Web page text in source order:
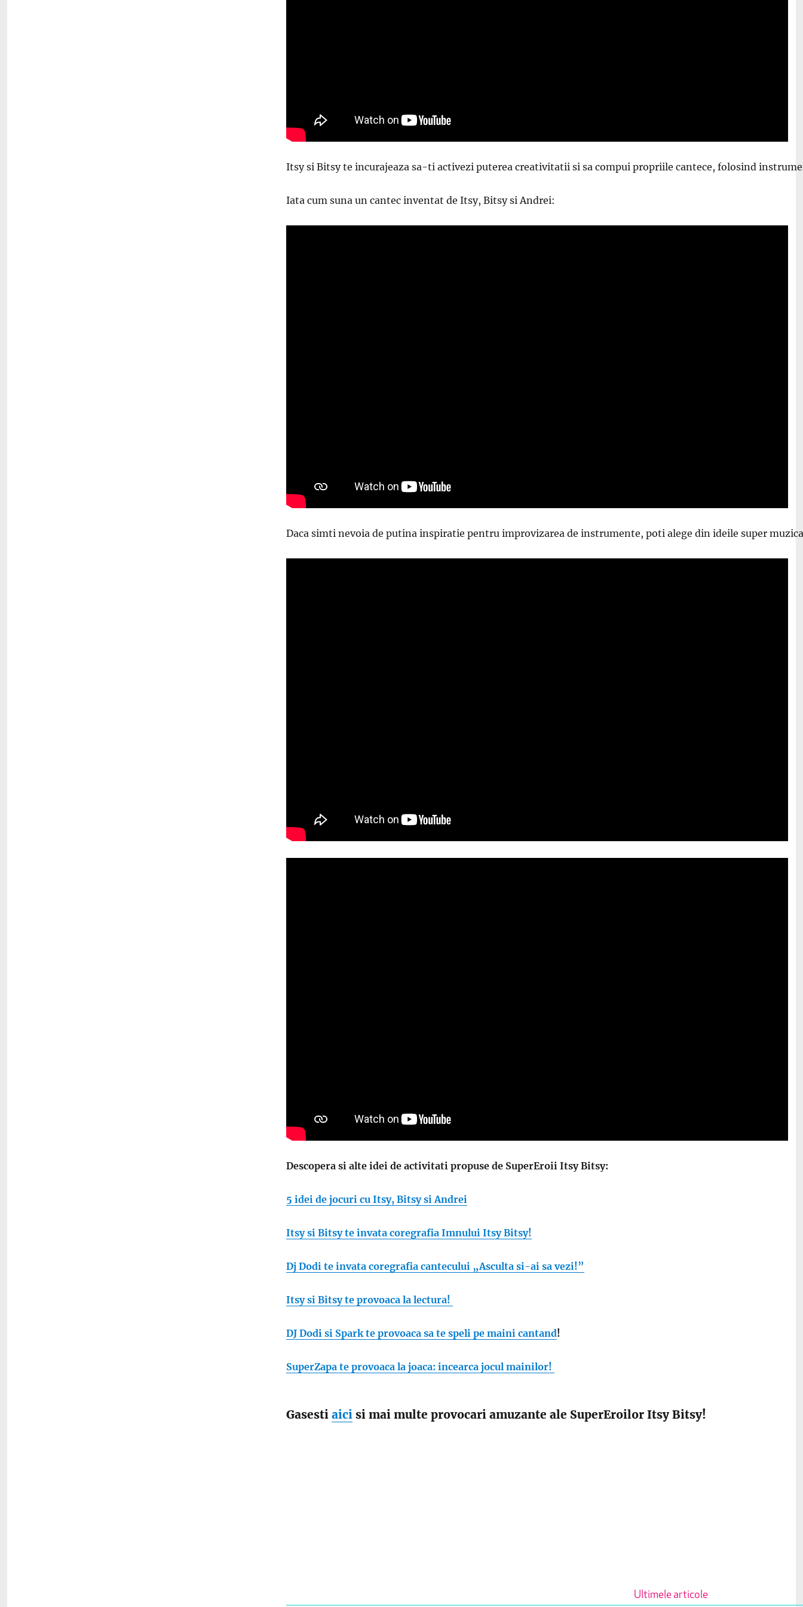
Itsy si Bitsy te incurajeaza sa-ti activezi puterea creativitatii si sa compui propriile cantece, folosind
Iata cum suna un cantec inventat de Itsy, Bitsy si Andrei:
Daca simti nevoia de putina inspiratie pentru improvizarea de instrumente, poti alege din ideile super
Descopera si alte idei de activitati propuse de SuperEroii Itsy Bitsy:
5 idei de jocuri cu Itsy, Bitsy si Andrei
Itsy si Bitsy te invata coregrafia Imnului Itsy Bitsy!
Dj Dodi te invata coregrafia cantecului „Asculta si-ai sa vezi!”
Itsy si Bitsy te provoaca la lectura!
DJ Dodi si Spark te provoaca sa te speli pe maini cantand!
SuperZapa te provoaca la joaca: incearca jocul mainilor!
Gasesti aici si mai multe provocari amuzante ale SuperEroilor Itsy Bitsy!
Ultimele articole